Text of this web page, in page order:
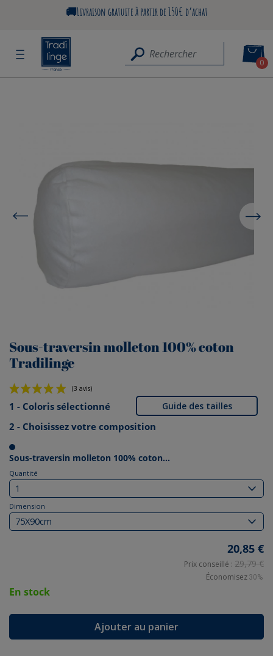
🚚Livraison gratuite à partir de 150€ d’achat
0
Sous-traversin molleton 100% coton
Tradilinge
(3 avis)
Guide des tailles
1 - Coloris sélectionné
2 - Choisissez votre composition
Sous-traversin molleton 100% coton...
Quantité
Dimension
20,85 €
Prix conseillé : 29,79 €
Économisez 30%
En stock
Ajouter au panier